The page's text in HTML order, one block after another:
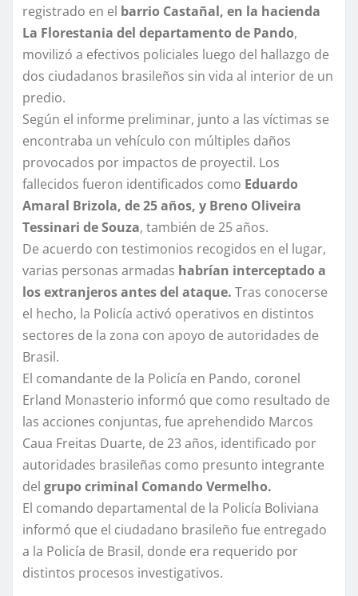
registrado en el barrio Castañal, en la hacienda
La Florestania del departamento de Pando,
movilizó a efectivos policiales luego del hallazgo de
dos ciudadanos brasileños sin vida al interior de un
predio.
Según el informe preliminar, junto a las víctimas se
encontraba un vehículo con múltiples daños
provocados por impactos de proyectil. Los
fallecidos fueron identificados como Eduardo
Amaral Brizola, de 25 años, y Breno Oliveira
Tessinari de Souza, también de 25 años.
De acuerdo con testimonios recogidos en el lugar,
varias personas armadas habrían interceptado a
los extranjeros antes del ataque. Tras conocerse
el hecho, la Policía activó operativos en distintos
sectores de la zona con apoyo de autoridades de
Brasil.
El comandante de la Policía en Pando, coronel
Erland Monasterio informó que como resultado de
las acciones conjuntas, fue aprehendido Marcos
Caua Freitas Duarte, de 23 años, identificado por
autoridades brasileñas como presunto integrante
del grupo criminal Comando Vermelho.
El comando departamental de la Policía Boliviana
informó que el ciudadano brasileño fue entregado
a la Policía de Brasil, donde era requerido por
distintos procesos investigativos.